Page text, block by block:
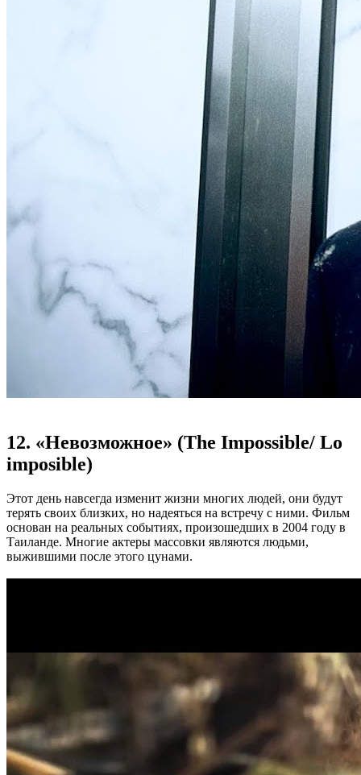
12. «Невозможное» (The Impossible/ Lo
imposible)
Этот день навсегда изменит жизни многих людей, они будут
терять своих близких, но надеяться на встречу с ними. Фильм
основан на реальных событиях, произошедших в 2004 году в
Таиланде. Многие актеры массовки являются людьми,
выжившими после этого цунами.